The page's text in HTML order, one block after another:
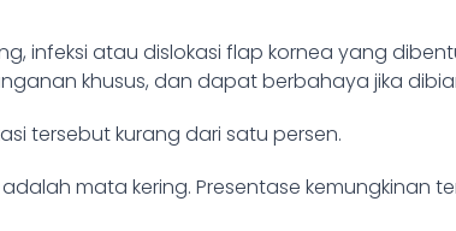
infeksi atau dislokasi flap kornea yang
khusus, dan dapat berbahaya jika
tersebut kurang dari satu persen.
mata kering. Presentase kemungkinan